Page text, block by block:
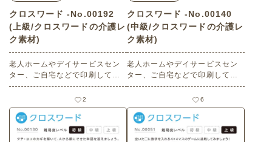
クロスワード -No.00192
(上級/クロスワードの介護レ
ク素材)
老人ホームやデイサービスセン
ター、ご自宅などで印刷してお
使いいただける無料の高齢者向
け介護レク素材（クロスワー
ド・上級）です。
2
クロスワード -No.00140
(中級/クロスワードの介護レ
ク素材)
老人ホームやデイサービスセン
ター、ご自宅などで印刷してお
使いいただける無料の高齢者向
け介護レク素材（クロスワー
ド・中級）です。
6